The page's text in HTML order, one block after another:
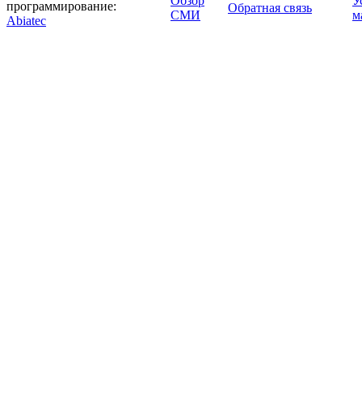
программирование:
Abiatec
СМИ
Обратная связь